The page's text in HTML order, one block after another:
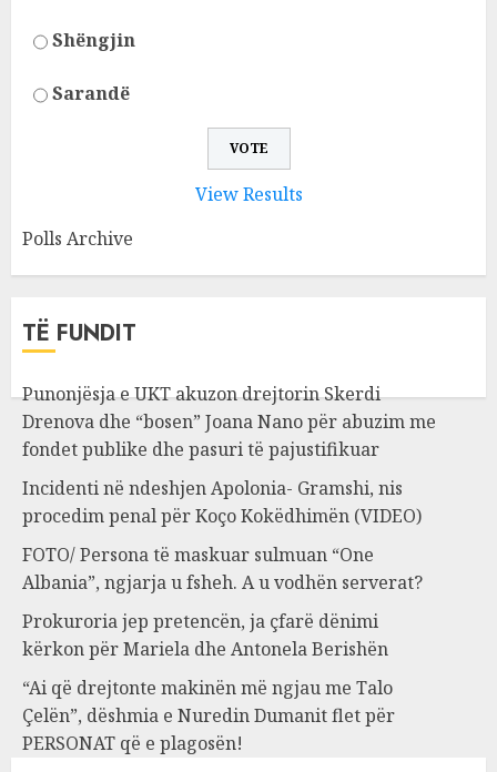
Shëngjin
Sarandë
View Results
Polls Archive
TË FUNDIT
Punonjësja e UKT akuzon drejtorin Skerdi
Drenova dhe “bosen” Joana Nano për abuzim me
fondet publike dhe pasuri të pajustifikuar
Incidenti në ndeshjen Apolonia- Gramshi, nis
procedim penal për Koço Kokëdhimën (VIDEO)
FOTO/ Persona të maskuar sulmuan “One
Albania”, ngjarja u fsheh. A u vodhën serverat?
Prokuroria jep pretencën, ja çfarë dënimi
kërkon për Mariela dhe Antonela Berishën
“Ai që drejtonte makinën më ngjau me Talo
Çelën”, dëshmia e Nuredin Dumanit flet për
PERSONAT që e plagosën!